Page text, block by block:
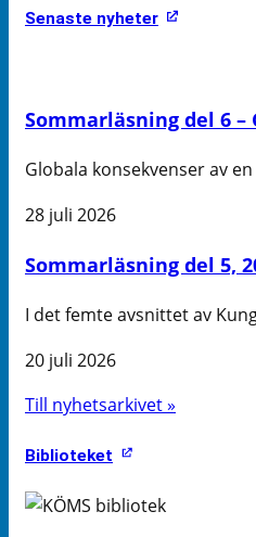
Senaste nyheter
Sommarläsning del 6
Globala konsekvenser av
28 juli 2026
Sommarläsning del 5,
I det femte avsnittet av
20 juli 2026
Till nyhetsarkivet »
Biblioteket